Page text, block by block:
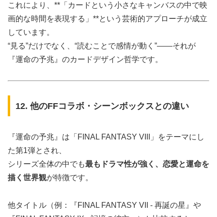
これにより、**「カードという小さなキャンバスの中で映
画的な時間を表現する」**という芸術的アプローチが成立
しています。
“見る”だけでなく、“読むことで感情が動く”――それが
『運命の予兆』のカードデザイン哲学です。
12. 他のFFコラボ・シーンボックスとの違い
『運命の予兆』は「FINAL FANTASY VIII」をテーマにし
た第1弾とされ、
シリーズ全体の中でも最もドラマ性が強く、恋愛と運命を
描く世界観が特徴です。
他タイトル（例：『FINAL FANTASY VII - 再誕の星』や